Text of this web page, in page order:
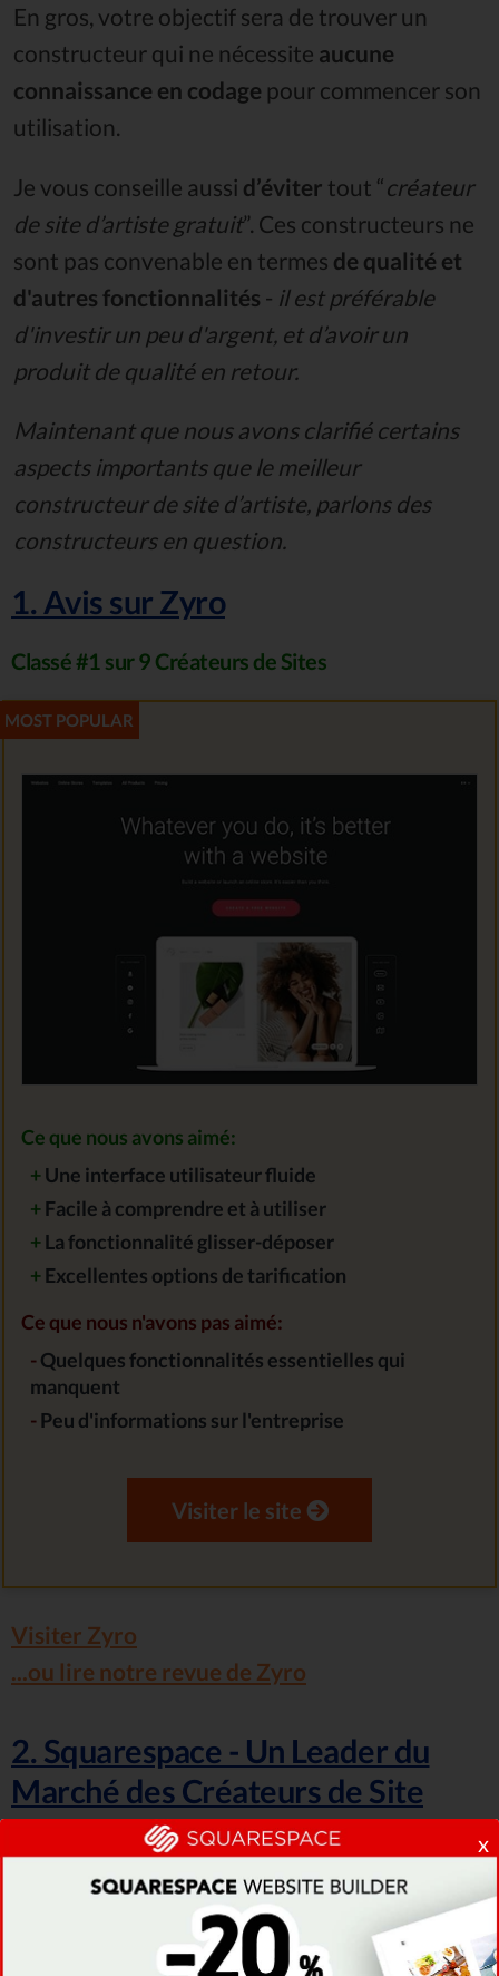
En gros, votre objectif sera de trouver un
constructeur qui ne nécessite aucune
connaissance en codage pour commencer son
utilisation.
Je vous conseille aussi d’éviter tout “créateur
de site d’artiste gratuit”. Ces constructeurs ne
sont pas convenable en termes de qualité et
d'autres fonctionnalités - il est préférable
d'investir un peu d'argent, et d’avoir un
produit de qualité en retour.
Maintenant que nous avons clarifié certains
aspects importants que le meilleur
constructeur de site d’artiste, parlons des
constructeurs en question.
1. Avis sur Zyro
Classé #1 sur 9 Créateurs de Sites
Ce que nous avons aimé:
+Une interface utilisateur fluide
+Facile à comprendre et à utiliser
+La fonctionnalité glisser-déposer
+Excellentes options de tarification
Ce que nous n'avons pas aimé:
-Quelques fonctionnalités essentielles qui
manquent
-Peu d'informations sur l'entreprise
Visiter le site
Visiter Zyro
...ou lire notre revue de Zyro
2. Squarespace - Un Leader du
Marché des Créateurs de Site
Classé #2 sur 9 Créateurs de Sites x